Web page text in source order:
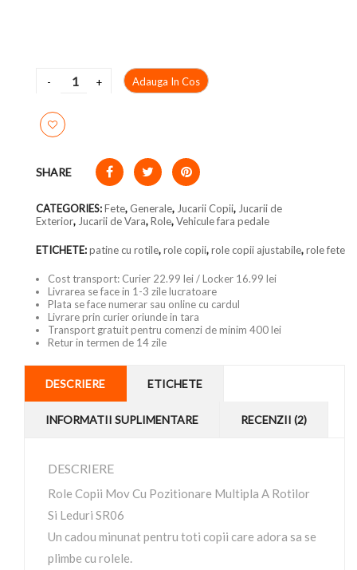
Adauga In Cos
SHARE
CATEGORIES:Fete, Generale, Jucarii Copii, Jucarii de
Exterior, Jucarii de Vara,Role,Vehicule fara pedale
ETICHETE:patine cu rotile,role copii,role copii ajustabile,role fete
Cost transport: Curier 22.99 lei / Locker 16.99 lei
Livrarea se face in 1-3 zile lucratoare
Plata se face numerar sau online cu cardul
Livrare prin curier oriunde in tara
Transport gratuit pentru comenzi de minim 400 lei
Retur in termen de 14 zile
DESCRIERE ETICHETE
INFORMATII SUPLIMENTARE RECENZII (2)
DESCRIERE
Role Copii Mov Cu Pozitionare Multipla A Rotilor
Si Leduri SR06
Un cadou minunat pentru toti copii care adora sa se
plimbe cu rolele.